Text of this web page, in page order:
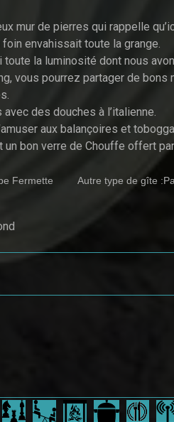
mur de pierres qui rappelle
foin envahissait toute la grange.
la luminosité dont nous
vous pourrez partager de
des douches à l’italienne.
aux balançoires et
un bon verre de Chouffe offert
Fermette
Autre type de gîte